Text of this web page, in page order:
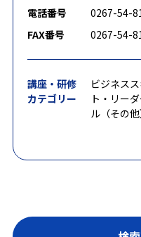
電話番号
0267-54-
FAX番号
0267-54-
講座・研修
カテゴリー
ビジネス
ト・リー
ル（その